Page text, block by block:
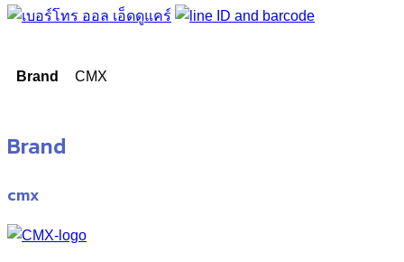
Brand CMX
Brand
cmx